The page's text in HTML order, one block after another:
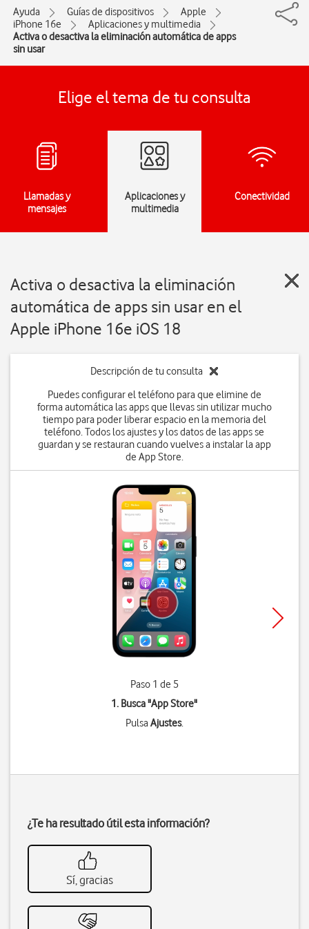
Ayuda Guías de dispositivos
Apple
iPhone 16e
Aplicaciones y multimedia
Activa o desactiva la eliminación automática de apps
sin usar
Elige el tema de tu consulta
Llamadas y
mensajes
Aplicaciones y
multimedia
Conectividad
Activa o desactiva la eliminación
automática de apps sin usar en el
Apple iPhone 16e iOS 18
Descripción de tu consulta
Puedes configurar el teléfono para que elimine de
forma automática las apps que llevas sin utilizar mucho
tiempo para poder liberar espacio en la memoria del
teléfono. Todos los ajustes y los datos de las apps se
guardan y se restauran cuando vuelves a instalar la app
de App Store.
Paso 1 de 5
1. Busca "App Store"
PulsaAjustes.
¿Te ha resultado útil esta información?
Sí, gracias